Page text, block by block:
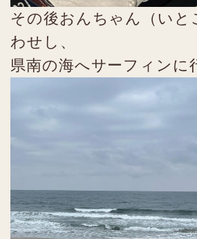
その後おんちゃん（いと
わせし、
県南の海へサーフィンに